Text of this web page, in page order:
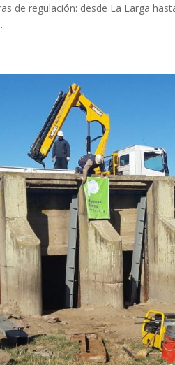
de regulación: desde La Larga